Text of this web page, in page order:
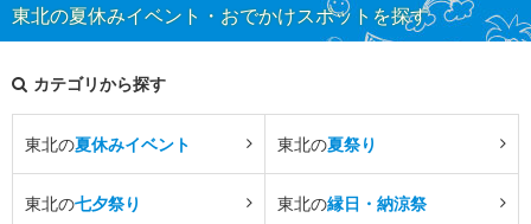
東北の夏休みイベント・おでかけスポットを探す
カテゴリから探す
東北の夏休みイベント 東北の夏祭り
東北の七夕祭り 東北の縁日・納涼祭